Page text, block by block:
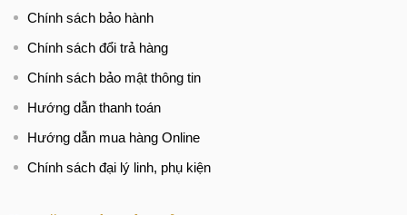
Chính sách bảo hành
Chính sách đổi trả hàng
Chính sách bảo mật thông tin
Hướng dẫn thanh toán
Hướng dẫn mua hàng Online
Chính sách đại lý linh, phụ kiện